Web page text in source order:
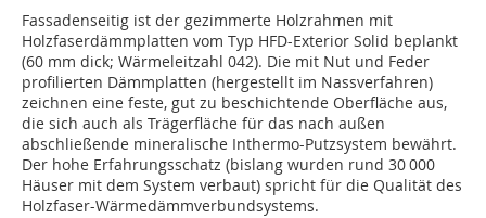
Fassadenseitig ist der gezimmerte Holzrahmen mit
Holzfaserdämmplatten vom Typ HFD-Exterior Solid beplankt
(60 mm dick; Wärmeleitzahl 042). Die mit Nut und Feder
profilierten Dämmplatten (hergestellt im Nassverfahren)
zeichnen eine feste, gut zu beschichtende Oberfläche aus,
die sich auch als Trägerfläche für das nach außen
abschließende mineralische Inthermo-Putzsystem bewährt.
Der hohe Erfahrungsschatz (bislang wurden rund 30 000
Häuser mit dem System verbaut) spricht für die Qualität des
Holzfaser-Wärmedämmverbundsystems.